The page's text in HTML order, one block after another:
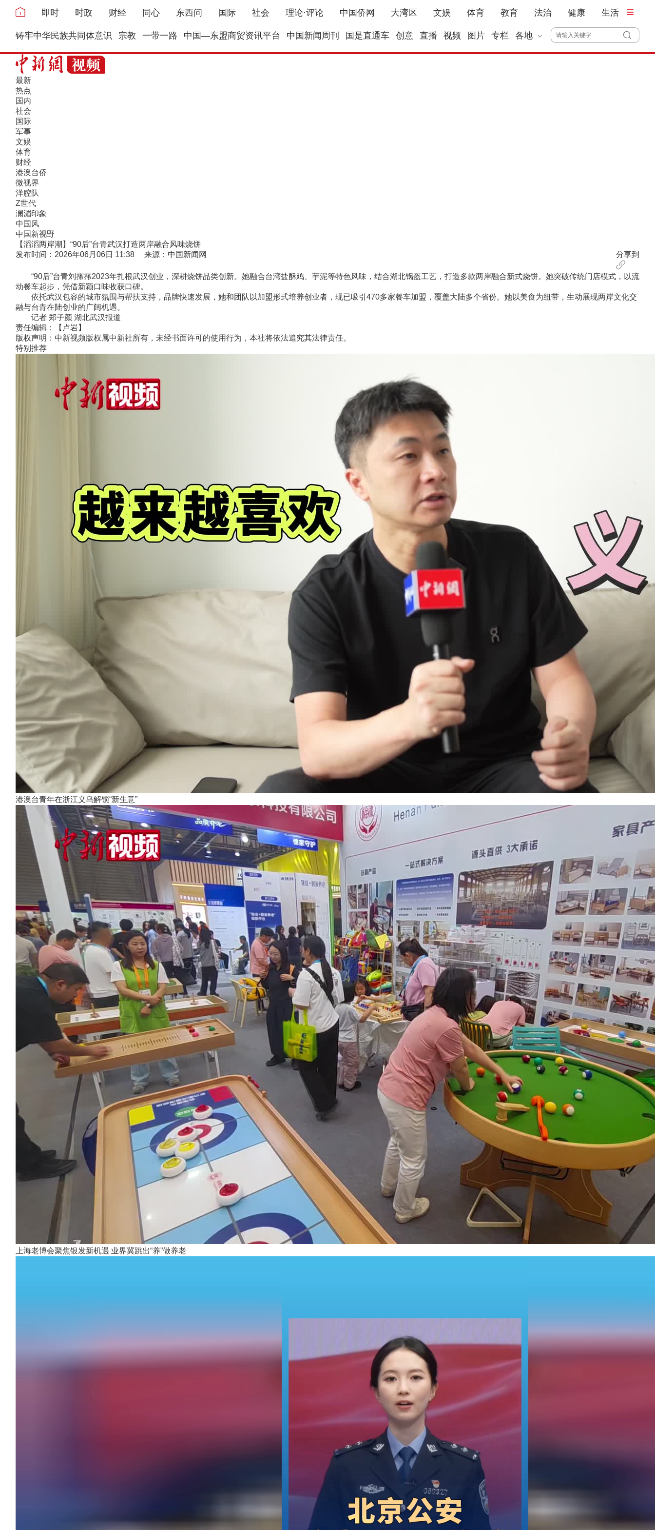
即时 时政 财经 同心 东西问 国际 社会 理论·评论 中国侨网 大湾区 文娱 体育 教育 法治 健康 生活
铸牢中华民族共同体意识 宗教 一带一路 中国—东盟商贸资讯平台 中国新闻周刊 国是直通车 创意 直播 视频 图片 专栏 各地
最新
热点
国内
社会
国际
军事
文娱
体育
财经
港澳台侨
微视界
洋腔队
Z世代
澜湄印象
中国风
中国新视野
【滔滔两岸潮】“90后”台青武汉打造两岸融合风味烧饼
发布时间：2026年06月06日 11:38 来源：中国新闻网
分享到
“90后”台青刘霈霈2023年扎根武汉创业，深耕烧饼品类创新。她融合台湾盐酥鸡、芋泥等特色风味，结合湖北锅盔工艺，打造多款两岸融合新式烧饼。她突破传统门店模式，以流
动餐车起步，凭借新颖口味收获口碑。
依托武汉包容的城市氛围与帮扶支持，品牌快速发展，她和团队以加盟形式培养创业者，现已吸引470多家餐车加盟，覆盖大陆多个省份。她以美食为纽带，生动展现两岸文化交
融与台青在陆创业的广阔机遇。
记者 郑子颜 湖北武汉报道
责任编辑：【卢岩】
版权声明：中新视频版权属中新社所有，未经书面许可的使用行为，本社将依法追究其法律责任。
特别推荐
港澳台青年在浙江义乌解锁“新生意”
上海老博会聚焦银发新机遇 业界冀跳出“养”做养老